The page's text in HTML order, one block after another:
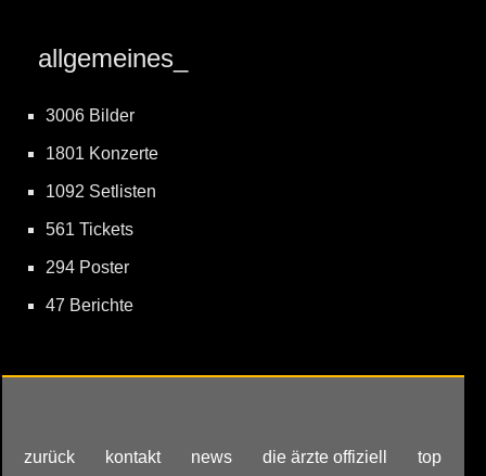
allgemeines_
3006 Bilder
1801 Konzerte
1092 Setlisten
561 Tickets
294 Poster
47 Berichte
zurück kontakt news die ärzte offiziell top